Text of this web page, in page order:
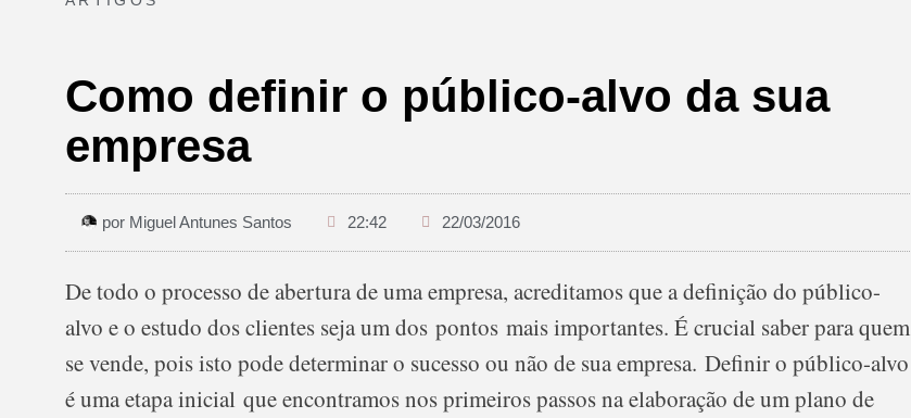
Como definir o público-alvo da sua
empresa
por Miguel Antunes Santos 22:42 22/03/2016
De todo o processo de abertura de uma empresa, acreditamos que a definição do público-
alvo e o estudo dos clientes seja um dos pontos mais importantes. É crucial saber para quem
se vende, pois isto pode determinar o sucesso ou não de sua empresa. Definir o público-alvo
é uma etapa inicial que encontramos nos primeiros passos na elaboração de um plano de